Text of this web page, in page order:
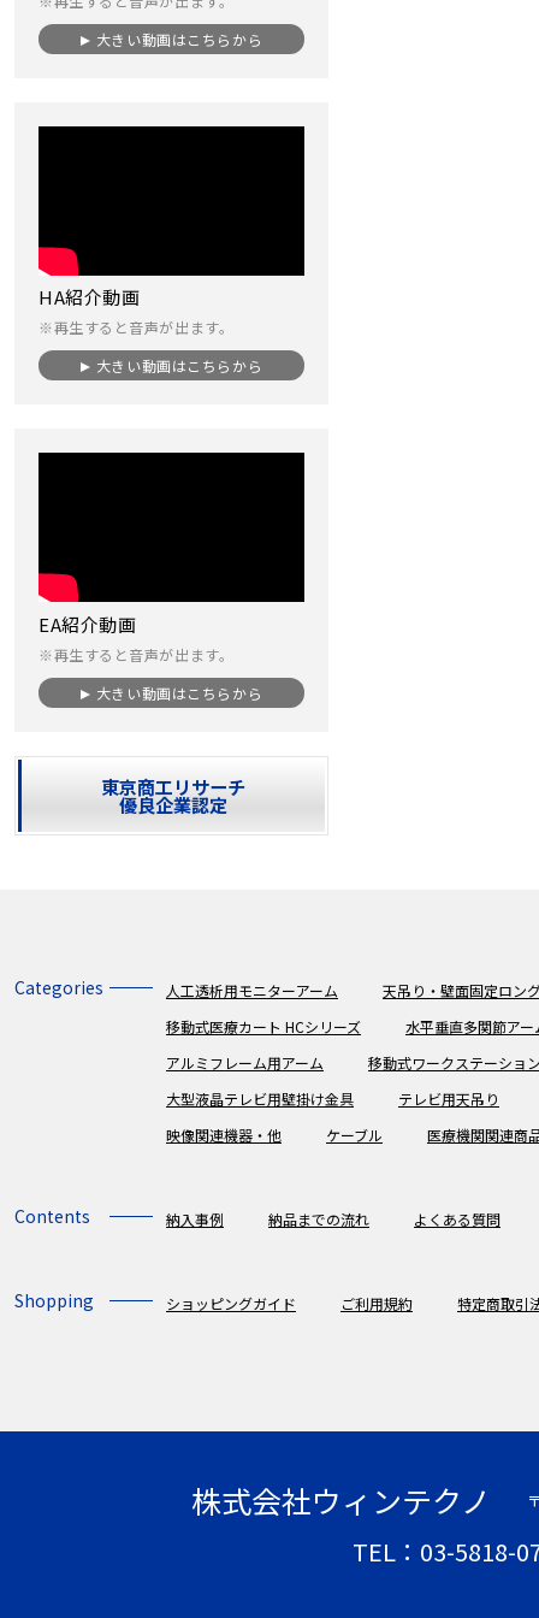
大きい動画はこちらから
HA紹介動画
※再生すると音声が出ます。
大きい動画はこちらから
EA紹介動画
※再生すると音声が出ます。
大きい動画はこちらから
東京商工リサーチ
優良企業認定
Categories 人工透析用モニターアーム
天吊り・壁面固定ロン
移動式医療カート HCシリーズ
水平垂直多関節アー
アルミフレーム用アーム
移動式ワークステーショ
大型液晶テレビ用壁掛け金具
テレビ用天吊り
映像関連機器・他
ケーブル 医療機関関連商
Contents 納入事例 納品までの流れ よくある質問
Shopping ショッピングガイド ご利用規約 特定商取引
株式会社ウィンテクノ
TEL：03-5818-